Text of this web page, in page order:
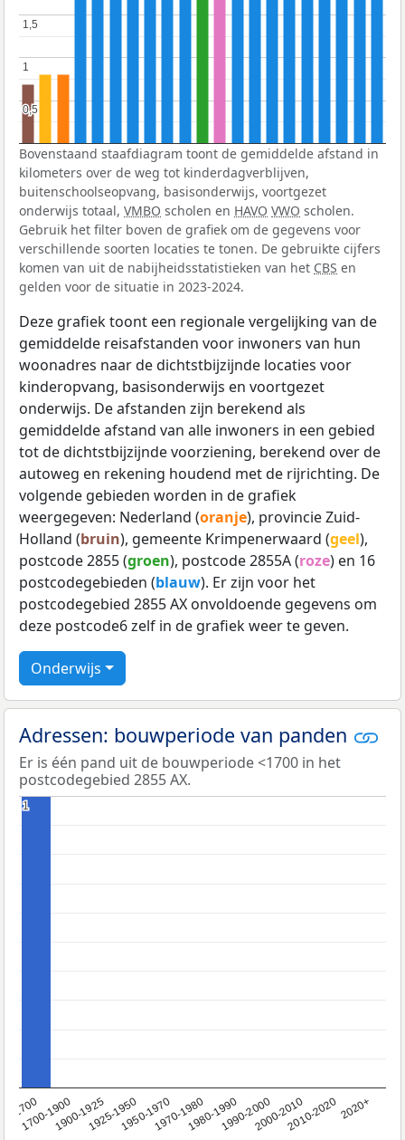
0,5
0,5
1
1
1,5
1,5
Bovenstaand staafdiagram toont de gemiddelde afstand in
kilometers over de weg tot kinderdagverblijven,
buitenschoolseopvang, basisonderwijs, voortgezet
onderwijs totaal, VMBO scholen en HAVO VWO scholen.
Gebruik het filter boven de grafiek om de gegevens voor
verschillende soorten locaties te tonen. De gebruikte cijfers
komen van uit de nabijheidsstatistieken van het CBS en
gelden voor de situatie in 2023-2024.
Deze grafiek toont een regionale vergelijking van de
gemiddelde reisafstanden voor inwoners van hun
woonadres naar de dichtstbijzijnde locaties voor
kinderopvang, basisonderwijs en voortgezet
onderwijs. De afstanden zijn berekend als
gemiddelde afstand van alle inwoners in een gebied
tot de dichtstbijzijnde voorziening, berekend over de
autoweg en rekening houdend met de rijrichting. De
volgende gebieden worden in de grafiek
weergegeven: Nederland (oranje), provincie Zuid-
Holland (bruin), gemeente Krimpenerwaard (geel),
postcode 2855 (groen), postcode 2855A (roze) en 16
postcodegebieden (blauw). Er zijn voor het
postcodegebied 2855 AX onvoldoende gegevens om
deze postcode6 zelf in de grafiek weer te geven.
Onderwijs
Adressen: bouwperiode van panden
Er is één pand uit de bouwperiode <1700 in het
postcodegebied 2855 AX.
<1700
1700-19001900-19251925-19501950-19701970-19801980-19901990-20002000-20102010-20202020+
1
1